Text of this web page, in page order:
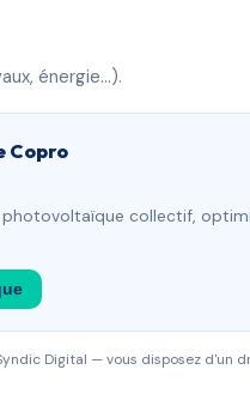
énergie…).
Copro
collectif,
Digital — vous disposez d'un